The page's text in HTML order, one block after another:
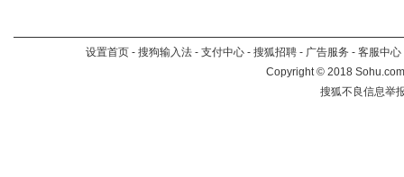
设置首页 - 搜狗输入法 - 支付中心 - 搜狐招聘 - 广告服务 - 客服中心
Copyright©2018
搜狐不良信息举